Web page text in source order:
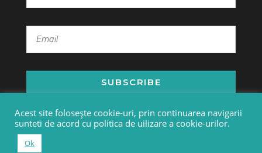
SUBSCRIBE
Acest site folosește cookie-uri, prin continuarea navigarii
sunteti de acord cu politica de uilizare a cookie-urilor.
Ok